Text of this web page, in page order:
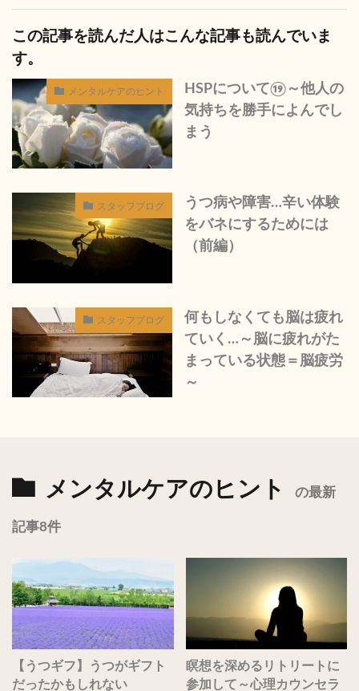
この記事を読んだ人はこんな記事も読んでいま
す。
メンタルケアのヒント
HSPについて⑲～他人の
気持ちを勝手によんでし
まう
スタッフブログ
うつ病や障害…辛い体験
をバネにするためには
（前編）
スタッフブログ
何もしなくても脳は疲れ
ていく…～脳に疲れがた
まっている状態＝脳疲労
～
メンタルケアのヒント の最新
記事8件
【うつギフ】うつがギフト
だったかもしれない
瞑想を深めるリトリートに
参加して～心理カウンセラ